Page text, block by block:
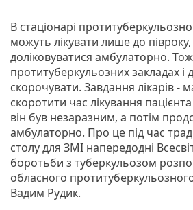
В стаціонарі
можуть лікувати лише до півроку,
доліковуватися амбулаторно.
протитуберкульозних закладах і
скорочувати. Завдання лікарів -
скоротити час лікування пацієнта
він був незаразним, а потім
амбулаторно. Про це під час
столу для ЗМІ напередодні
боротьби з туберкульозом
обласного
Вадим Рудик.